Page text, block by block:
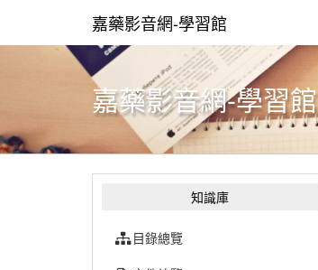
嘉藥影音網-學習館
嘉藥影音網-學習館
知識庫
目錄總覽